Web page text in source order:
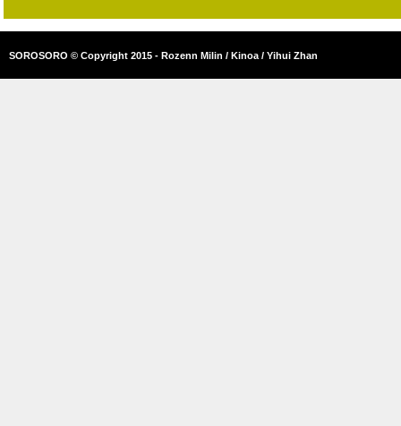
SOROSORO © Copyright 2015 - Rozenn Milin / Kinoa / Yihui Zhan